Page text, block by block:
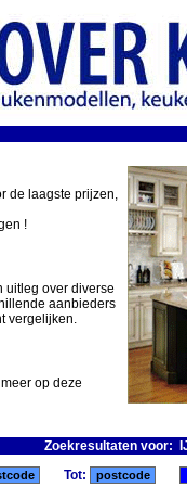
de laagste prijzen,
!
uitleg over diverse
aanbieders
vergelijken.
op deze
Zoekresultaten voor:
Tot: